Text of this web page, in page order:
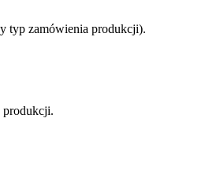
typ zamówienia produkcji).
produkcji.